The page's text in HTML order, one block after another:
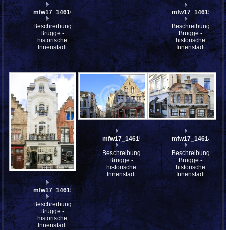
mfw17_146163
Beschreibung:
Brügge -
historische
Innenstadt
mfw17_146155
Beschreibung:
Brügge -
historische
Innenstadt
mfw17_146152
Beschreibung:
Brügge -
historische
Innenstadt
mfw17_146150
Beschreibung:
Brügge -
historische
Innenstadt
mfw17_146148
Beschreibung:
Brügge -
historische
Innenstadt